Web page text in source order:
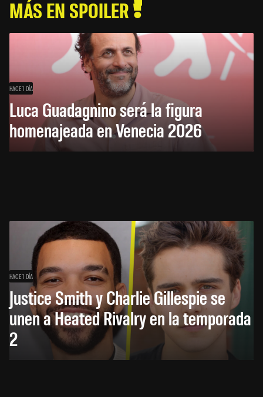
MÁS EN SPOILER
HACE 1 DÍA
Luca Guadagnino será la figura
homenajeada en Venecia 2026
HACE 1 DÍA
Justice Smith y Charlie Gillespie se
unen a Heated Rivalry en la temporada
2